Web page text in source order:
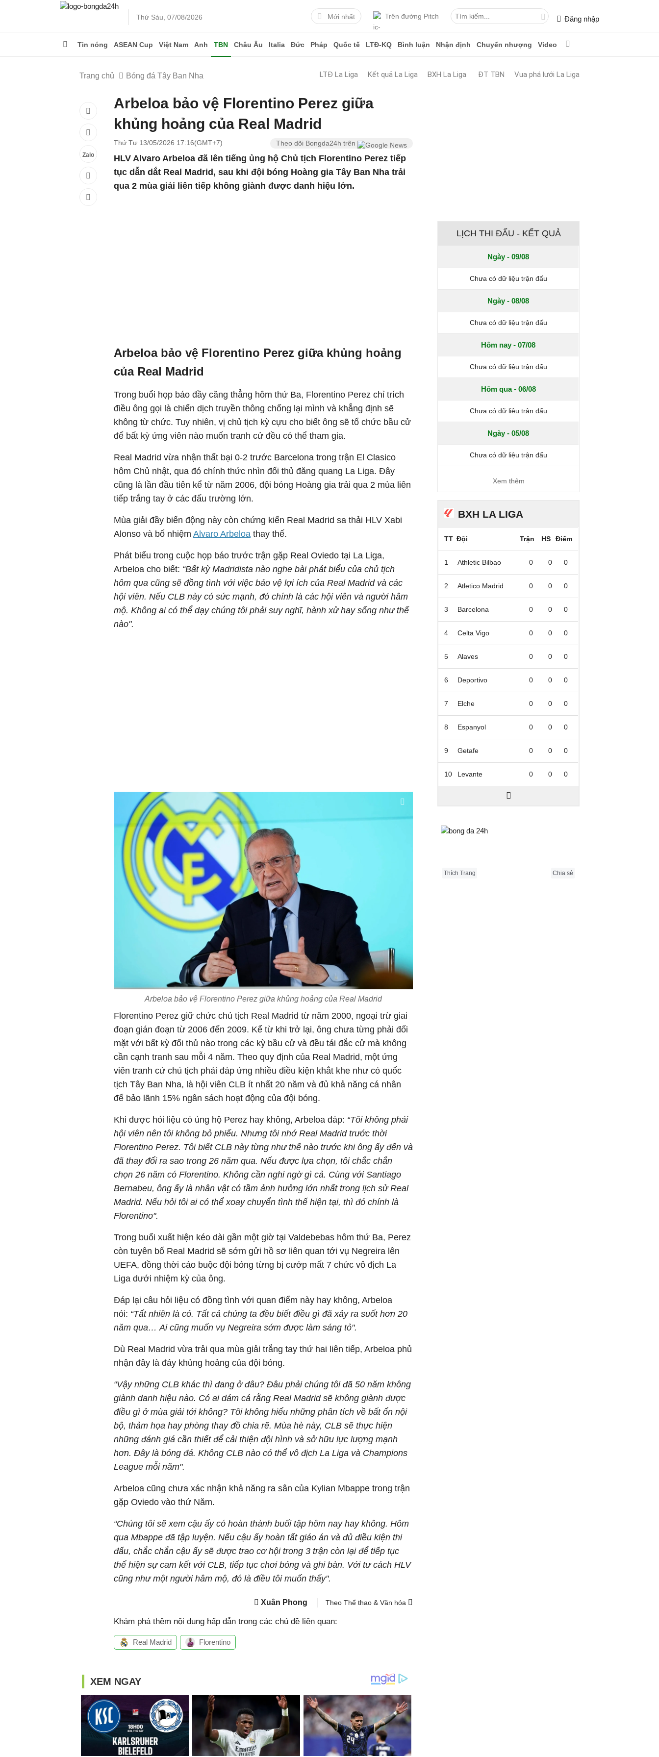
Thứ Sáu, 07/08/2026 Mới nhất Trên đường Pitch Đăng nhập
Tin nóng ASEAN Cup Việt Nam Anh TBN Châu Âu Italia Đức Pháp Quốc tế LTĐ-KQ Bình luận Nhận định Chuyển nhượng Video
Trang chủ Bóng đá Tây Ban Nha LTĐ La Liga Kết quả La Liga BXH La Liga ĐT TBN Vua phá lưới La Liga
Zalo
Arbeloa bảo vệ Florentino Perez giữa
khủng hoảng của Real Madrid
Thứ Tư 13/05/2026 17:16(GMT+7) Theo dõi Bongda24h trên
HLV Alvaro Arbeloa đã lên tiếng ủng hộ Chủ tịch Florentino Perez tiếp
tục dẫn dắt Real Madrid, sau khi đội bóng Hoàng gia Tây Ban Nha trải
qua 2 mùa giải liên tiếp không giành được danh hiệu lớn.
Arbeloa bảo vệ Florentino Perez giữa khủng hoảng
của Real Madrid
Trong buổi họp báo đầy căng thẳng hôm thứ Ba, Florentino Perez chỉ trích
điều ông gọi là chiến dịch truyền thông chống lại mình và khẳng định sẽ
không từ chức. Tuy nhiên, vị chủ tịch kỳ cựu cho biết ông sẽ tổ chức bầu cử
để bất kỳ ứng viên nào muốn tranh cử đều có thể tham gia.
Real Madrid vừa nhận thất bại 0-2 trước Barcelona trong trận El Clasico
hôm Chủ nhật, qua đó chính thức nhìn đối thủ đăng quang La Liga. Đây
cũng là lần đầu tiên kể từ năm 2006, đội bóng Hoàng gia trải qua 2 mùa liên
tiếp trắng tay ở các đấu trường lớn.
Mùa giải đầy biến động này còn chứng kiến Real Madrid sa thải HLV Xabi
Alonso và bổ nhiệm Alvaro Arbeloa thay thế.
Phát biểu trong cuộc họp báo trước trận gặp Real Oviedo tại La Liga,
Arbeloa cho biết: “Bất kỳ Madridista nào nghe bài phát biểu của chủ tịch
hôm qua cũng sẽ đồng tình với việc bảo vệ lợi ích của Real Madrid và các
hội viên. Nếu CLB này có sức mạnh, đó chính là các hội viên và người hâm
mộ. Không ai có thể dạy chúng tôi phải suy nghĩ, hành xử hay sống như thế
nào".
Arbeloa bảo vệ Florentino Perez giữa khủng hoảng của Real Madrid
Florentino Perez giữ chức chủ tịch Real Madrid từ năm 2000, ngoại trừ giai
đoạn gián đoạn từ 2006 đến 2009. Kể từ khi trở lại, ông chưa từng phải đối
mặt với bất kỳ đối thủ nào trong các kỳ bầu cử và đều tái đắc cử mà không
cần cạnh tranh sau mỗi 4 năm. Theo quy định của Real Madrid, một ứng
viên tranh cử chủ tịch phải đáp ứng nhiều điều kiện khắt khe như có quốc
tịch Tây Ban Nha, là hội viên CLB ít nhất 20 năm và đủ khả năng cá nhân
để bảo lãnh 15% ngân sách hoạt động của đội bóng.
Khi được hỏi liệu có ủng hộ Perez hay không, Arbeloa đáp: “Tôi không phải
hội viên nên tôi không bỏ phiếu. Nhưng tôi nhớ Real Madrid trước thời
Florentino Perez. Tôi biết CLB này từng như thế nào trước khi ông ấy đến và
đã thay đổi ra sao trong 26 năm qua. Nếu được lựa chọn, tôi chắc chắn
chọn 26 năm có Florentino. Không cần nghi ngờ gì cả. Cùng với Santiago
Bernabeu, ông ấy là nhân vật có tầm ảnh hưởng lớn nhất trong lịch sử Real
Madrid. Nếu hỏi tôi ai có thể xoay chuyển tình thế hiện tại, thì đó chính là
Florentino".
Trong buổi xuất hiện kéo dài gần một giờ tại Valdebebas hôm thứ Ba, Perez
còn tuyên bố Real Madrid sẽ sớm gửi hồ sơ liên quan tới vụ Negreira lên
UEFA, đồng thời cáo buộc đội bóng từng bị cướp mất 7 chức vô địch La
Liga dưới nhiệm kỳ của ông.
Đáp lại câu hỏi liệu có đồng tình với quan điểm này hay không, Arbeloa
nói: “Tất nhiên là có. Tất cả chúng ta đều biết điều gì đã xảy ra suốt hơn 20
năm qua… Ai cũng muốn vụ Negreira sớm được làm sáng tỏ".
Dù Real Madrid vừa trải qua mùa giải trắng tay thứ hai liên tiếp, Arbeloa phủ
nhận đây là đáy khủng hoảng của đội bóng.
“Vậy những CLB khác thì đang ở đâu? Đâu phải chúng tôi đã 50 năm không
giành danh hiệu nào. Có ai dám cá rằng Real Madrid sẽ không giành được
điều gì ở mùa giải tới không? Tôi không hiểu những phân tích về bất ổn nội
bộ, thảm họa hay phòng thay đồ chia rẽ. Mùa hè này, CLB sẽ thực hiện
những đánh giá cần thiết để cải thiện đội hình và sở hữu lực lượng mạnh
hơn. Đây là bóng đá. Không CLB nào có thể vô địch La Liga và Champions
League mỗi năm".
Arbeloa cũng chưa xác nhận khả năng ra sân của Kylian Mbappe trong trận
gặp Oviedo vào thứ Năm.
“Chúng tôi sẽ xem cậu ấy có hoàn thành buổi tập hôm nay hay không. Hôm
qua Mbappe đã tập luyện. Nếu cậu ấy hoàn tất giáo án và đủ điều kiện thi
đấu, chắc chắn cậu ấy sẽ được trao cơ hội trong 3 trận còn lại để tiếp tục
thể hiện sự cam kết với CLB, tiếp tục chơi bóng và ghi bàn. Với tư cách HLV
cũng như một người hâm mộ, đó là điều tôi muốn thấy".
Xuân Phong Theo Thể thao & Văn hóa
Khám phá thêm nội dung hấp dẫn trong các chủ đề liên quan:
Real Madrid Florentino
LỊCH THI ĐẤU - KẾT QUẢ
Ngày - 09/08
Chưa có dữ liệu trận đấu
Ngày - 08/08
Chưa có dữ liệu trận đấu
Hôm nay - 07/08
Chưa có dữ liệu trận đấu
Hôm qua - 06/08
Chưa có dữ liệu trận đấu
Ngày - 05/08
Chưa có dữ liệu trận đấu
Xem thêm
BXH LA LIGA
TT Đội Trận HS Điểm
1 Athletic Bilbao 0 0 0
2 Atletico Madrid 0 0 0
3 Barcelona 0 0 0
4 Celta Vigo 0 0 0
5 Alaves 0 0 0
6 Deportivo 0 0 0
7 Elche 0 0 0
8 Espanyol 0 0 0
9 Getafe 0 0 0
10 Levante 0 0 0
Thích Trang Chia sẻ